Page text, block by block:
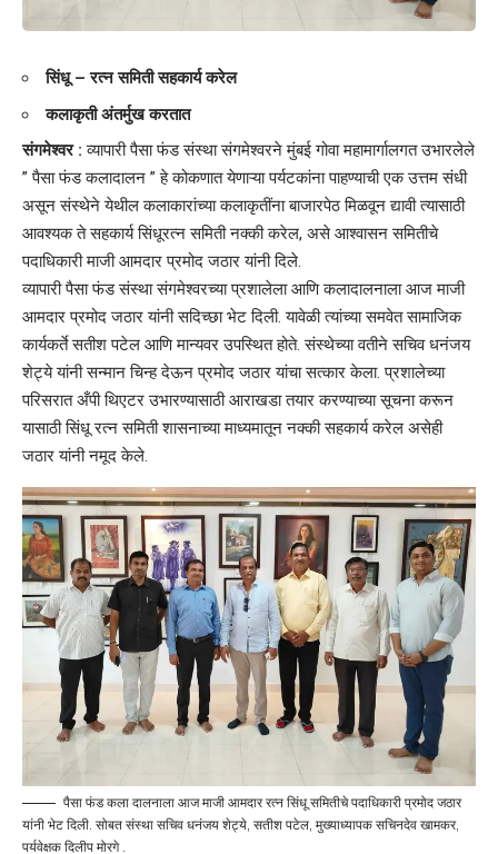
सिंधू – रत्न समिती सहकार्य करेल
कलाकृती अंतर्मुख करतात
संगमेश्वर :व्यापारी पैसा फंड संस्था संगमेश्वरने मुंबई गोवा महामार्गालगत उभारलेले
” पैसा फंड कलादालन ” हे कोकणात येणाऱ्या पर्यटकांना पाहण्याची एक उत्तम संधी
असून संस्थेने येथील कलाकारांच्या कलाकृतींना बाजारपेठ मिळवून द्यावी त्यासाठी
आवश्यक ते सहकार्य सिंधूरत्न समिती नक्की करेल, असे आश्वासन समितीचे
पदाधिकारी माजी आमदार प्रमोद जठार यांनी दिले.
व्यापारी पैसा फंड संस्था संगमेश्वरच्या प्रशालेला आणि कलादालनाला आज माजी
आमदार प्रमोद जठार यांनी सदिच्छा भेट दिली. यावेळी त्यांच्या समवेत सामाजिक
कार्यकर्ते सतीश पटेल आणि मान्यवर उपस्थित होते. संस्थेच्या वतीने सचिव धनंजय
शेट्ये यांनी सन्मान चिन्ह देऊन प्रमोद जठार यांचा सत्कार केला. प्रशालेच्या
परिसरात अँपी थिएटर उभारण्यासाठी आराखडा तयार करण्याच्या सूचना करून
यासाठी सिंधू रत्न समिती शासनाच्या माध्यमातून नक्की सहकार्य करेल असेही
जठार यांनी नमूद केले.
पैसा फंड कला दालनाला आज माजी आमदार रत्न सिंधू समितीचे पदाधिकारी प्रमोद जठार
यांनी भेट दिली. सोबत संस्था सचिव धनंजय शेट्ये, सतीश पटेल, मुख्याध्यापक सचिनदेव खामकर,
पर्यवेक्षक दिलीप मोरगे .